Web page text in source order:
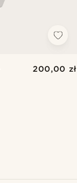
200,00 zł